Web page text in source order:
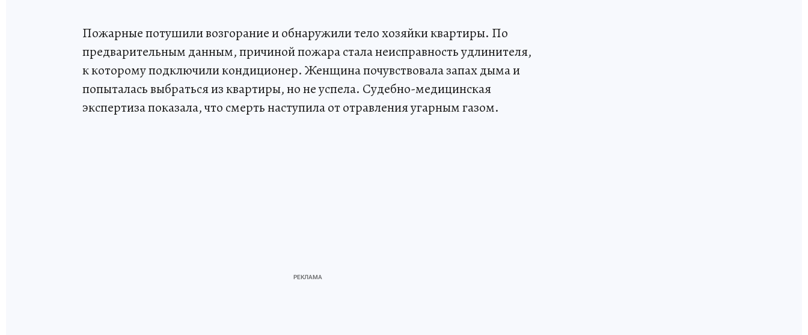
Пожарные потушили возгорание и обнаружили тело хозяйки квартиры. По
предварительным данным, причиной пожара стала неисправность удлинителя,
к которому подключили кондиционер. Женщина почувствовала запах дыма и
попыталась выбраться из квартиры, но не успела. Судебно-медицинская
экспертиза показала, что смерть наступила от отравления угарным газом.